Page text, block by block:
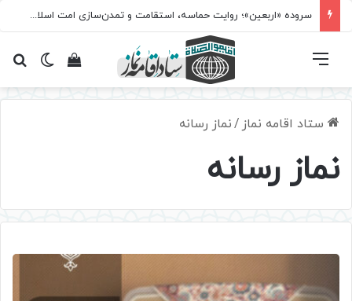
سروده‌ «اربعین»؛ روایت حماسه، استقامت و تمدن‌سازی امت اسلامی
تغییرمشاهده فهرست
ستاد اقامه نماز /نماز رسانه
نماز رسانه